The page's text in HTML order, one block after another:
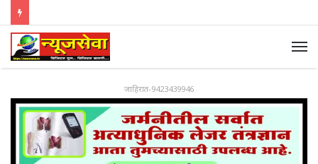
जाहिरात-9423439946